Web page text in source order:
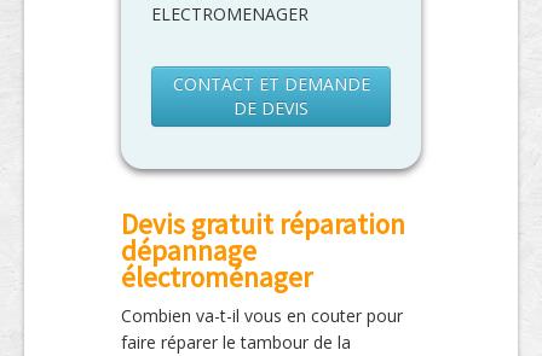
ELECTROMENAGER
CONTACT ET DEMANDE
DE DEVIS
Devis gratuit réparation
dépannage
électroménager
Combien va-t-il vous en couter pour
faire réparer le tambour de la